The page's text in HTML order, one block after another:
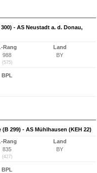
- AS Neustadt a. d. Donau,
Rang
988
(575)
Land
BY
BPL
299) - AS Mühlhausen (KEH 22)
Rang
835
(427)
Land
BY
BPL